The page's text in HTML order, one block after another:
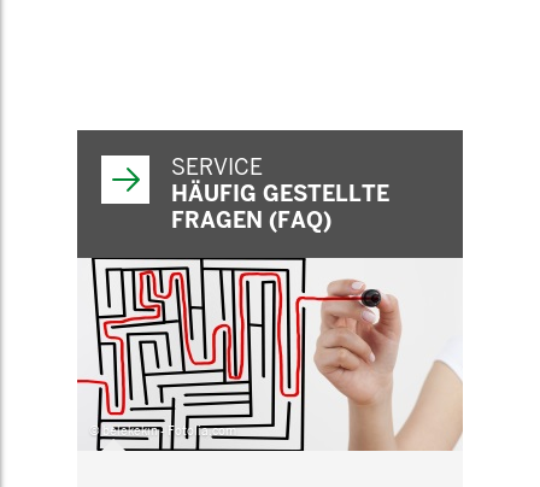
SERVICE
HÄUFIG GESTELLTE
FRAGEN (FAQ)
© belekekin - Fotolia.com